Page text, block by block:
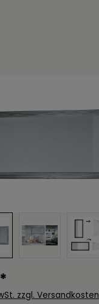
zzgl. Versandkosten